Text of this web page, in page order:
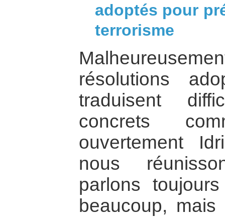
adoptés pour
terrorisme
résolutions
traduisent
concrets
ouvertement
nous
parlons
beaucoup, mais